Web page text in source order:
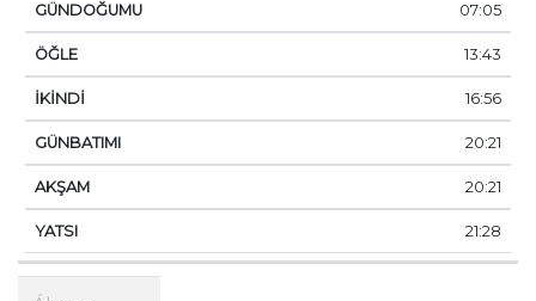
07:05
13:43
16:56
20:21
20:21
21:28